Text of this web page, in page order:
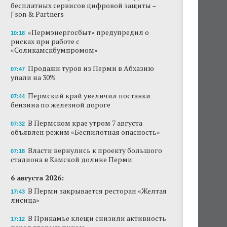
бесплатных сервисов цифровой защиты –
J'son & Partners
10:18 «Пермэнергосбыт» предупредил о
рисках при работе с
«Соликамскбумпромом»
07:47 Продажи туров из Перми в Абхазию
упали на 30%
07:44 Пермский край увеличил поставки
бензина по железной дороге
07:32 В Пермском крае утром 7 августа
объявлен режим «Беспилотная опасность»
07:18 Власти вернулись к проекту большого
стадиона в Камской долине Перми
6 августа 2026:
17:43 В Перми закрывается ресторан «Желтая
лисица»
17:12 В Прикамье клещи снизили активность